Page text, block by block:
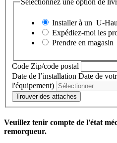
Sélectionnez une option de
Installer à un U-
Expédiez-moi les
Prendre en magasin
Code Zip/code postal
Date de l’installation Date de
l'équipement)
Trouver des attaches
Veuillez tenir compte de l'état
remorqueur.